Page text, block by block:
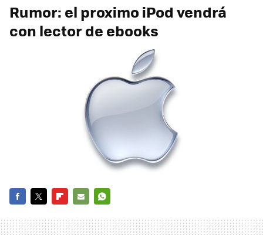
Rumor: el proximo iPod vendrá
con lector de ebooks
MAIL